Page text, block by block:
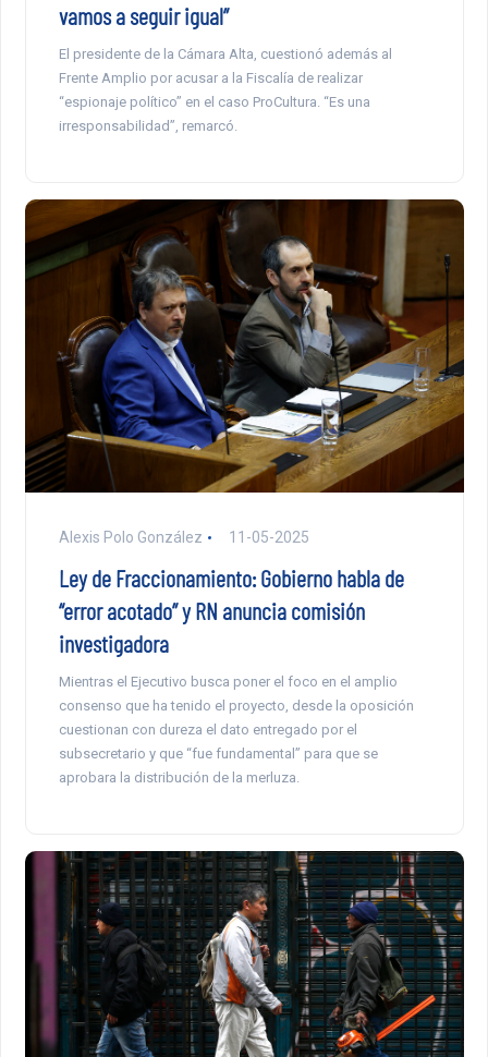
vamos a seguir igual”
El presidente de la Cámara Alta, cuestionó además al
Frente Amplio por acusar a la Fiscalía de realizar
“espionaje político” en el caso ProCultura. “Es una
irresponsabilidad”, remarcó.
Alexis Polo González 11-05-2025
Ley de Fraccionamiento: Gobierno habla de
“error acotado” y RN anuncia comisión
investigadora
Mientras el Ejecutivo busca poner el foco en el amplio
consenso que ha tenido el proyecto, desde la oposición
cuestionan con dureza el dato entregado por el
subsecretario y que “fue fundamental” para que se
aprobara la distribución de la merluza.